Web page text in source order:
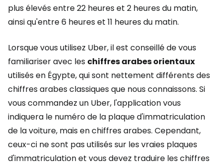
plus élevés entre 22 heures et 2 heures du matin,
ainsi qu'entre 6 heures et 11 heures du matin.
Lorsque vous utilisez Uber, il est conseillé de vous
familiariser avec les chiffres arabes orientaux
utilisés en Égypte, qui sont nettement différents des
chiffres arabes classiques que nous connaissons. Si
vous commandez un Uber, l'application vous
indiquera le numéro de la plaque d'immatriculation
de la voiture, mais en chiffres arabes. Cependant,
ceux-ci ne sont pas utilisés sur les vraies plaques
d'immatriculation et vous devez traduire les chiffres